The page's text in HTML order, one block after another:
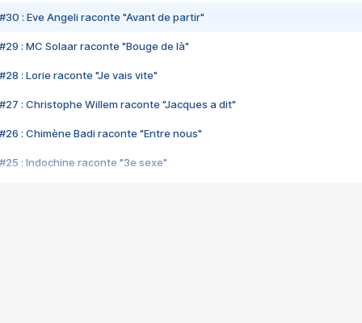
#30 : Eve Angeli raconte "Avant de partir"
#29 : MC Solaar raconte "Bouge de là"
#28 : Lorie raconte "Je vais vite"
#27 : Christophe Willem raconte "Jacques a dit"
#26 : Chimène Badi raconte "Entre nous"
#25 : Indochine raconte "3e sexe"